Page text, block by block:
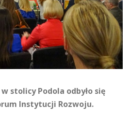
stolicy Podola odbyło się
Instytucji Rozwoju.